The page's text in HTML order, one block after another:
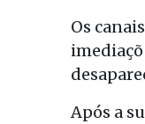
Os
Após a